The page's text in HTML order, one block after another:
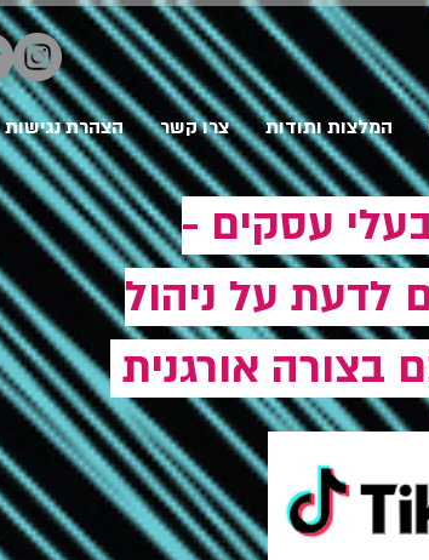
המלצות ותודות צרו קשר הצהרת נגישות
עסקים -
לדעת על ניהול
בצורה אורגנית